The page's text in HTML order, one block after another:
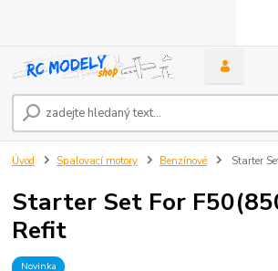
Úvod Spalovací motory Benzínové Starter
Starter Set For
Refit
Novinka